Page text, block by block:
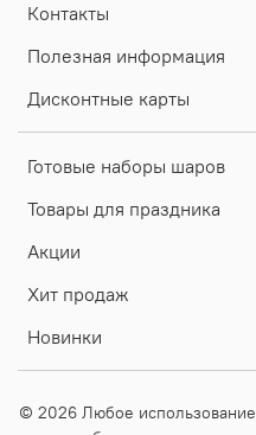
Контакты
Полезная информация
Дисконтные карты
Готовые наборы шаров
Товары для праздника
Акции
Хит продаж
Новинки
© 2026 Любое использование